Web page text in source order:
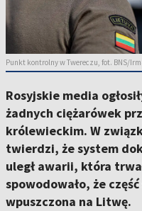
Punkt kontrolny w Twereczu, fot. BNS/
Rosyjskie media
żadnych ciężarówek
królewieckim. W
twierdzi, że system
uległ awarii, która
spowodowało, że
wpuszczona na Litwę.